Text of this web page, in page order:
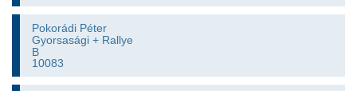
Pokorádi Péter
Gyorsasági + Rallye
B
10083